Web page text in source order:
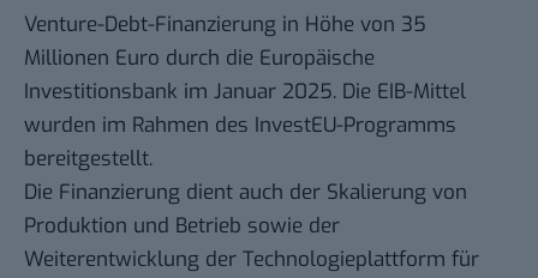
Venture-Debt-Finanzierung in Höhe von 35
Millionen Euro durch die Europäische
Investitionsbank im Januar 2025. Die EIB-Mittel
wurden im Rahmen des InvestEU-Programms
bereitgestellt.
Die Finanzierung dient auch der Skalierung von
Produktion und Betrieb sowie der
Weiterentwicklung der Technologieplattform für